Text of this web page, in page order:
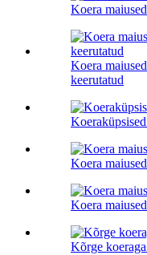
Koera
Koera
keerutatud
Koera
Koera
Kõrge